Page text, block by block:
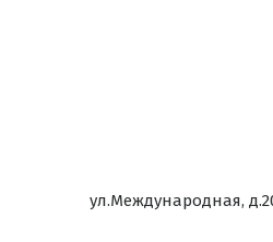
ул.Международная,